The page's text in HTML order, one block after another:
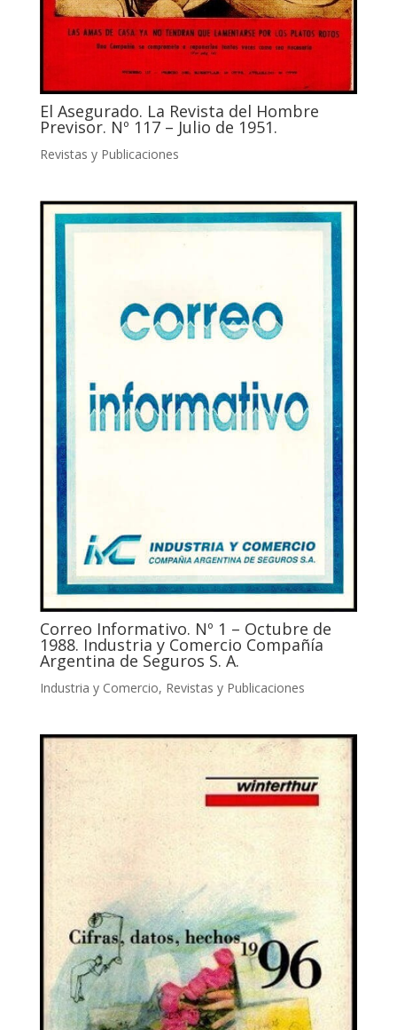
El Asegurado. La Revista del Hombre
Previsor. Nº 117 – Julio de 1951.
Revistas y Publicaciones
Correo Informativo. Nº 1 – Octubre de
1988. Industria y Comercio Compañía
Argentina de Seguros S. A.
Industria y Comercio, Revistas y Publicaciones